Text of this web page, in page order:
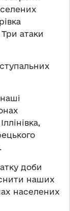
Три атаки
наші
доби
наших
населених